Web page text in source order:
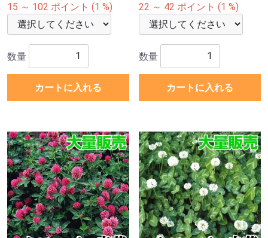
15 ～ 102 ポイント (1 %)
数量
カートに入れる
22 ～ 42 ポイント (1 %)
数量
カートに入れる